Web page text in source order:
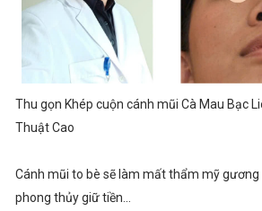
Thu gọn Khép cuộn cánh mũi Cà Mau Bạc
Thuật Cao
Cánh mũi to bè sẽ làm mất thẩm mỹ
phong thủy giữ tiền...